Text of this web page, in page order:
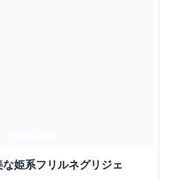
姫系フリルネグリジェ